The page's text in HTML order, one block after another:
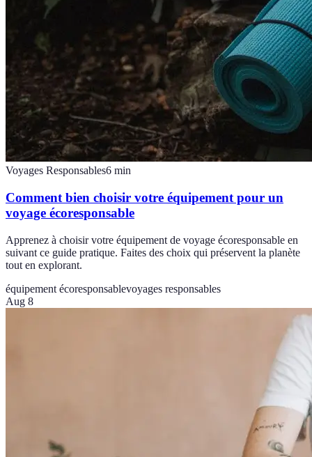
Voyages Responsables6 min
Comment bien choisir votre équipement pour un
voyage écoresponsable
Apprenez à choisir votre équipement de voyage écoresponsable en
suivant ce guide pratique. Faites des choix qui préservent la planète
tout en explorant.
équipement écoresponsablevoyages responsables
Aug 8